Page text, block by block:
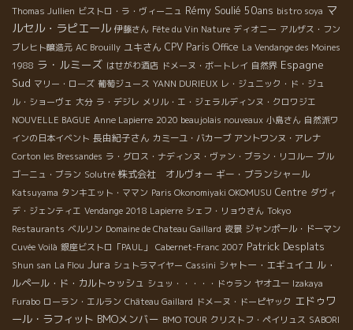
Thomas Jullien ビストロ・ラ・ヴィーニュ Rémy Soulié 50ans bistro soya マ
ルセル・ラピエール 伊藤さん Fête du Vin Nature ディオニー アルザス・フン
ブレヒト醸造元 AC Brouilly ユキさん CPV Paris Office La Vendange des Moines
1988 ラ・ルミーズ はせがわ酒店 ドメーヌ・ボートレイ 自然界 Espagne
Sud マリー・ローズ 葡萄ジュース YANN DURIEUX レ・ジュニック・ド・ジュ
ル・ショーヴェ 大分 ラ・デジレ メリル・エ・ジェラルディンヌ・クロワジエ
NOUVELLE BAGUE Anne Lapierre 2020 beaujolais nouveaux 小島さん 自然派ワ
インの日本イベント 長由紀子さん カミーユ・バカーブ アントワンヌ・アレナ
Corton les Bressandes ラ・グロス・ナディンヌ・ヴァン・ブラン・リコルー ブル
ゴーニュ・ブラン Solutré 株式会社 オルヴォー ギー・ブランシャール
Katsuyama タンキエット・ママン Paris Okonomiyaki OKOMUSU Centre ダヴィ
デ・ジェンティエ Vendange 2018 Lapierre シェフ・リョウさん Tokyo
Restaurants ベルリン Domaine de Chateau Gaillard 夜景 ジャンポール・ドーマン
Cuvée Voilà 銀座ビストロ「PAUL」 Cabernet-Franc 2007 Patrick Desplats
Shun san La Flou Jura シュトラマイヤー Cassini シャトー・エギュイユ ル・
ルペール・ド・カルトゥッシュ シュッ・・・・・ドゥラン ヤオユー Izakaya
Furabo ローラン・エルラン Château Gaillard ドメーヌ・ドーピヤック エドゥワ
ール・ラフィット BMOメンバー BMO TOUR クリストフ・ペイリュス SABORI